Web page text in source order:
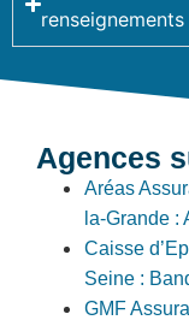
renseignements
Agences
Aréas
la-Grande :
Caisse
Seine :
GMF